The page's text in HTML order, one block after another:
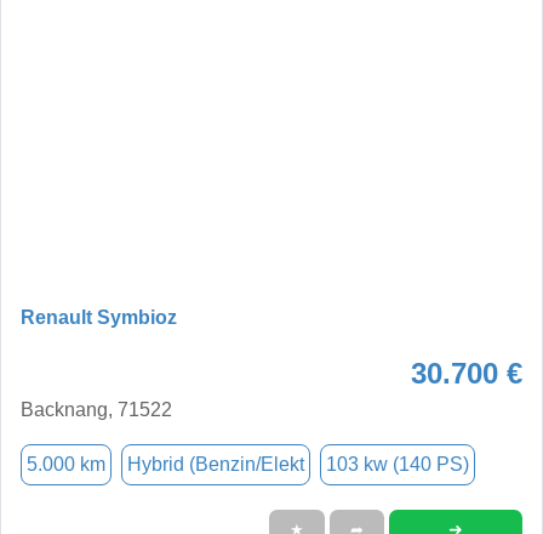
Renault Symbioz
30.700 €
Backnang, 71522
5.000 km Hybrid (Benzin/Elekt 103 kw (140 PS)
★ ➦ ➜